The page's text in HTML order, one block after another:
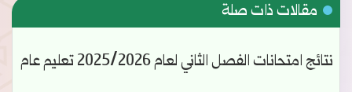
مقالات ذات صلة
نتائج امتحانات الفصل الثاني لعام 2025/2026 تعليم عام